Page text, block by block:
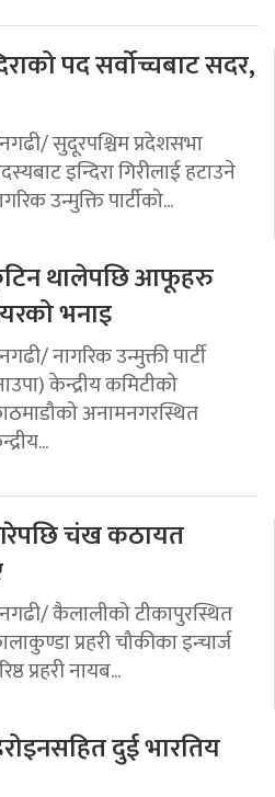
पद सर्वोच्चबाट सदर,
सुदूरपश्चिम प्रदेशसभा
इन्दिरा गिरीलाई हटाउने
उन्मुक्ति पार्टीको...
थालेपछि आफूहरु
भनाइ
नागरिक उन्मुक्ती पार्टी
केन्द्रीय कमिटीको
अनामनगरस्थित
चंख कठायत
कैलालीको टीकापुरस्थित
प्रहरी चौकीका इन्चार्ज
प्रहरी नायब...
दुई भारतिय